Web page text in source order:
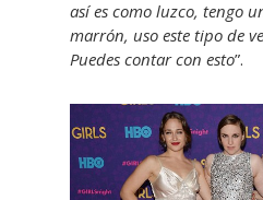
así es como luzco, tengo
marrón, uso este tipo de
Puedes contar con esto”.